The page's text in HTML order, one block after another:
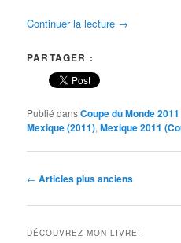
Continuer la lecture →
PARTAGER :
Publié dansCoupe du Monde
Mexique (2011),Mexique 2011
Navigation
articles
← Articles plus anciens
DÉCOUVREZ MON LIVRE!